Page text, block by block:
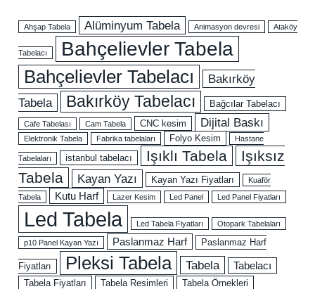
Ahşap Tabela Alüminyum Tabela Animasyon devresi Ataköy
Tabelacı Bahçelievler Tabela
Bahçelievler Tabelacı
Bakırköy
Tabela
Bakırköy Tabelacı Bağcılar Tabelacı
Cafe Tabelası Cam Tabela CNC kesim Dijital Baskı
Elektronik Tabela Fabrika tabelaları Folyo Kesim Hastane
Tabelaları istanbul tabelacı Işıklı Tabela
Işıksız
Tabela
Kayan Yazı Kayan Yazı Fiyatları
Kuaför
Tabela
Kutu Harf Lazer Kesim Led Panel Led Panel Fiyatları
Led Tabela Led Tabela Fiyatları Otopark Tabelaları
p10 Panel Kayan Yazı Paslanmaz Harf Paslanmaz Harf
Fiyatları Pleksi Tabela Tabela Tabelacı
Tabela Fiyatları Tabela Resimleri Tabela Örnekleri